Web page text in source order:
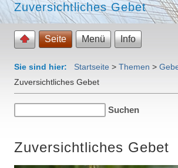
Zuversichtliches Gebet
Seite Menü Info
Sie sind hier: Startseite > Themen >
Zuversichtliches Gebet
Zuversichtliches Gebet